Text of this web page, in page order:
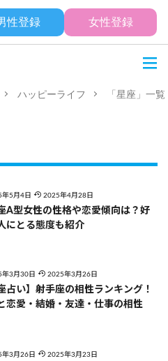
性登録 女性登録
ハッピーライフ 「星座」一覧
年5月4日 2025年4月28日
A型女性の性格や恋愛傾向は？好
にとる態度も紹介
年3月30日 2025年3月26日
占い】射手座の相性ランキング！
恋愛・結婚・友達・仕事の相性
年3月26日 2025年3月23日